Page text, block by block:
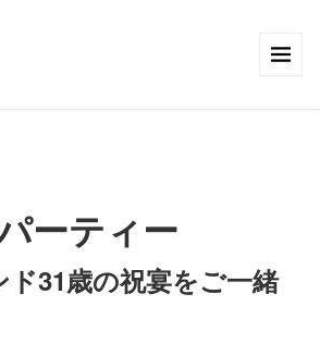
ーティー
31歳の祝宴をご一緒